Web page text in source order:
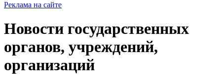
Реклама на сайте
Новости государственных
органов, учреждений,
организаций